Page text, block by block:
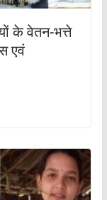
के वेतन-भत्ते
एवं